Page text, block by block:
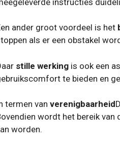
ander groot voordeel is het
als er een obstakel
stille werking is ook een
te bieden en
termen van verenigbaarheid
wordt het bereik
worden.